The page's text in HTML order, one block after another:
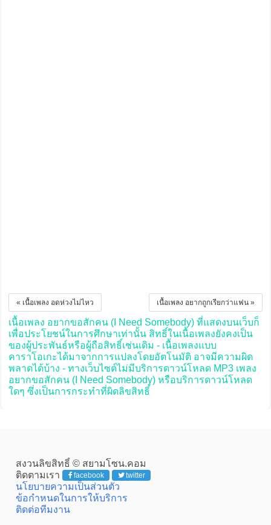
เนื้อเพลง อยากถูกเรียกว่าแฟน »
« เนื้อเพลง อดห่วงไม่ไหว
เนื้อเพลง อยากขอสักคน (I Need Somebody) ที่แสดงบนเว็บก็
เพื่อประโยชน์ในการศึกษาเท่านั้น สิทธิ์ในเนื้อเพลงยังคงเป็น
ของผู้ประพันธ์หรือผู้ถือสิทธิ์เช่นเดิม - เนื้อเพลงแบบ
คาราโอเกะได้มาจากการแปลงโดยอัตโนมัติ อาจมีความผิด
พลาดได้บ้าง - ทางเว็บไซต์ไม่มีบริการดาวน์โหลด MP3 เพลง
อยากขอสักคน (I Need Somebody) หรือบริการดาวน์โหลด
ใดๆ ซึ่งเป็นการกระทำที่ผิดลิขสิทธิ์
สงวนลิขสิทธิ์ © สยามโซน.คอม
ติดตามเรา
facebook twitter
นโยบายความเป็นส่วนตัว
ข้อกำหนดในการให้บริการ
ติดต่อทีมงาน